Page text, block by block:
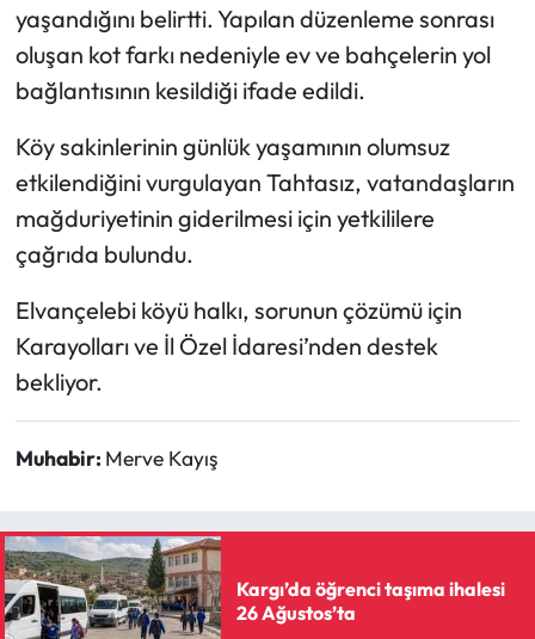
yaşandığını belirtti. Yapılan düzenleme sonrası
oluşan kot farkı nedeniyle ev ve bahçelerin yol
bağlantısının kesildiği ifade edildi.
Köy sakinlerinin günlük yaşamının olumsuz
etkilendiğini vurgulayan Tahtasız, vatandaşların
mağduriyetinin giderilmesi için yetkililere
çağrıda bulundu.
Elvançelebi köyü halkı, sorunun çözümü için
Karayolları ve İl Özel İdaresi’nden destek
bekliyor.
Muhabir: Merve Kayış
Kargı’da öğrenci taşıma ihalesi
26 Ağustos’ta
Oğuzlar Haberleri
Ortaköy Haberleri
Osmancık Haberleri
Otomotiv
Resmi İlan
Resmi Reklam
Sağlık
Sungurlu Haberleri
Turizm